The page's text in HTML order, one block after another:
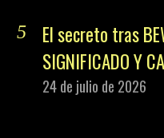
El secreto tras
SIGNIFICADO Y
24 de julio de 2026